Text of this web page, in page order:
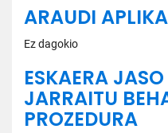
ARAUDI
Ez dagokio
ESKAERA
JARRAITU
PROZEDURA